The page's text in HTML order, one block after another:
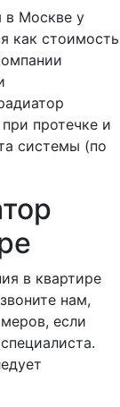
в Москве у
как стоимость
протечке и
системы (по
в квартире
нам,
если